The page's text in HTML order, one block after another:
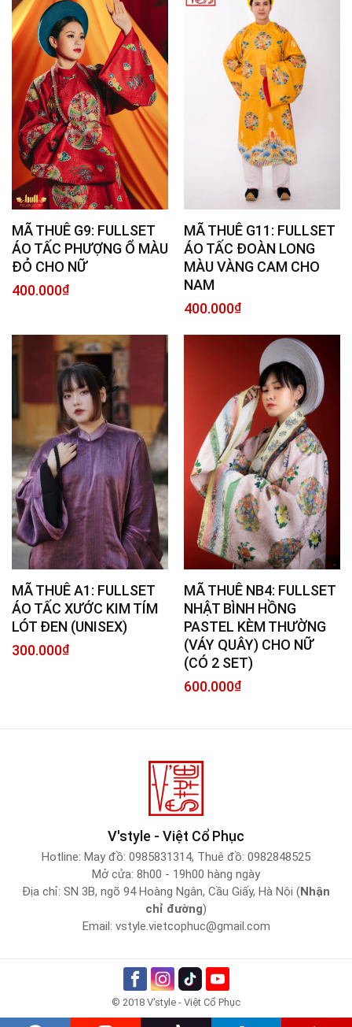
MÃ THUÊ G9: FULLSET
ÁO TẤC PHƯỢNG Ổ MÀU
ĐỎ CHO NỮ
400.000₫
MÃ THUÊ G11: FULLSET
ÁO TẤC ĐOÀN LONG
MÀU VÀNG CAM CHO
NAM
400.000₫
MÃ THUÊ A1: FULLSET
ÁO TẤC XƯỚC KIM TÍM
LÓT ĐEN (UNISEX)
300.000₫
MÃ THUÊ NB4: FULLSET
NHẬT BÌNH HỒNG
PASTEL KÈM THƯỜNG
(VÁY QUÂY) CHO NỮ
(CÓ 2 SET)
600.000₫
V'style - Việt Cổ Phục
Hotline: May đồ: 0985831314, Thuê đồ: 0982848525
Mở cửa: 8h00 - 19h00 hàng ngày
Địa chỉ: SN 3B, ngõ 94 Hoàng Ngân, Cầu Giấy, Hà Nội (Nhận
chỉ đường)
Email: vstyle.vietcophuc@gmail.com
© 2018 V'style - Việt Cổ Phục